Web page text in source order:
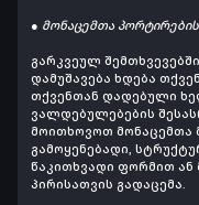
● მონაცემთა
გარკვეულ
დამუშავება ხდება
თქვენთან დადებული
ვალდებულებების
მოითხოვოთ მონაცემთა
გამოყენებადი,
წაკითხვადი ფორმით ან
პირისათვის გადაცემა.